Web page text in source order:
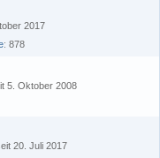
2017
878
5. Oktober 2008
20. Juli 2017